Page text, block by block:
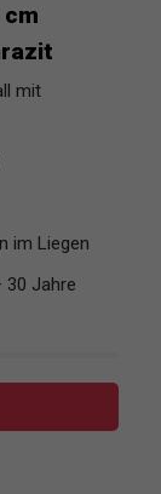
cm
mit
im Liegen
30 Jahre